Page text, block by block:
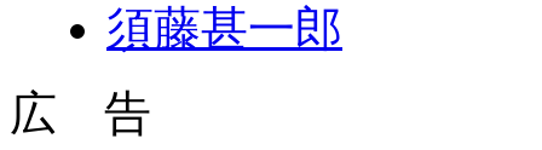
須藤甚一郎
広 告